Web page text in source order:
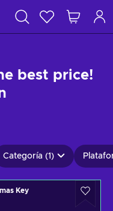
best price!
Categoría (1)
Key